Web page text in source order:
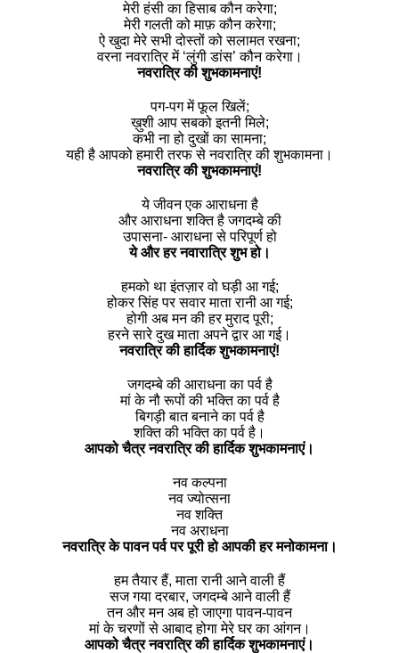
मेरी हंसी का हिसाब कौन करेगा;
मेरी गलती को माफ़ कौन करेगा;
ऐ खुदा मेरे सभी दोस्तों को सलामत रखना;
वरना नवरात्रि में ‘लुंगी डांस’ कौन करेगा।
नवरात्रि की शुभकामनाएं!
पग-पग में फूल खिलें;
ख़ुशी आप सबको इतनी मिले;
कभी ना हो दुखों का सामना;
यही है आपको हमारी तरफ से नवरात्रि की शुभकामना।
नवरात्रि की शुभकामनाएं!
ये जीवन एक आराधना है
और आराधना शक्ति है जगदम्बे की
उपासना- आराधना से परिपूर्ण हो
ये और हर नवारात्रि शुभ हो।
हमको था इंतज़ार वो घड़ी आ गई;
होकर सिंह पर सवार माता रानी आ गई;
होगी अब मन की हर मुराद पूरी;
हरने सारे दुख माता अपने द्वार आ गई।
नवरात्रि की हार्दिक शुभकामनाएं!
जगदम्बे की आराधना का पर्व है
मां के नौ रूपों की भक्ति का पर्व है
बिगड़ी बात बनाने का पर्व है
शक्ति की भक्ति का पर्व है।
आपको चैत्र नवरात्रि की हार्दिक शुभकामनाएं।
नव कल्पना
नव ज्योत्सना
नव शक्ति
नव अराधना
नवरात्रि के पावन पर्व पर पूरी हो आपकी हर मनोकामना।
हम तैयार हैं, माता रानी आने वाली हैं
सज गया दरबार, जगदम्बे आने वाली हैं
तन और मन अब हो जाएगा पावन-पावन
मां के चरणों से आबाद होगा मेरे घर का आंगन।
आपको चैत्र नवरात्रि की हार्दिक शुभकामनाएं।